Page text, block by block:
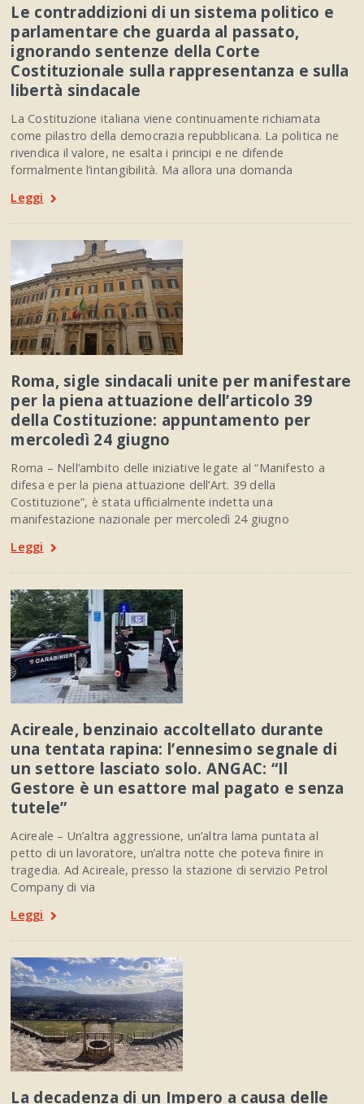
Le contraddizioni di un sistema politico e
parlamentare che guarda al passato,
ignorando sentenze della Corte
Costituzionale sulla rappresentanza e sulla
libertà sindacale
La Costituzione italiana viene continuamente richiamata
come pilastro della democrazia repubblicana. La politica ne
rivendica il valore, ne esalta i principi e ne difende
formalmente l’intangibilità. Ma allora una domanda
Leggi
Roma, sigle sindacali unite per manifestare
per la piena attuazione dell’articolo 39
della Costituzione: appuntamento per
mercoledì 24 giugno
Roma – Nell’ambito delle iniziative legate al “Manifesto a
difesa e per la piena attuazione dell’Art. 39 della
Costituzione”, è stata ufficialmente indetta una
manifestazione nazionale per mercoledì 24 giugno
Leggi
Acireale, benzinaio accoltellato durante
una tentata rapina: l’ennesimo segnale di
un settore lasciato solo. ANGAC: “Il
Gestore è un esattore mal pagato e senza
tutele”
Acireale – Un’altra aggressione, un’altra lama puntata al
petto di un lavoratore, un’altra notte che poteva finire in
tragedia. Ad Acireale, presso la stazione di servizio Petrol
Company di via
Leggi
La decadenza di un Impero a causa delle